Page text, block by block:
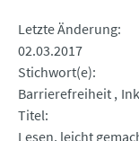
Letzte Änderung
02.03.2017
Stichwort(e)
Barrierefreiheit
Titel
Lesen, leicht